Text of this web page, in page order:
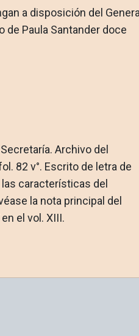
a disposición del
de Paula Santander doce
Archivo del
82 v°. Escrito de letra de
carac­terísticas del
la nota principal del
el vol. XIII.